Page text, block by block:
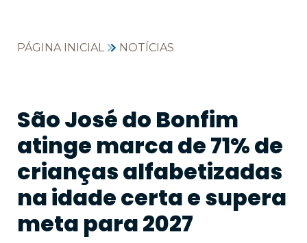
PÁGINA INICIAL NOTÍCIAS
São José do Bonfim
atinge marca de 71% de
crianças alfabetizadas
na idade certa e supera
meta para 2027